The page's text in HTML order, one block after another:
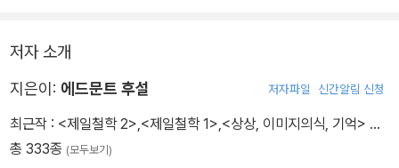
저자 소개
지은이: 에드문트 후설 저자파일 신간알림 신청
최근작 : <제일철학 2> <제일철학 1> <상상, 이미지의식, 기억> …
총 333종 (모두보기)